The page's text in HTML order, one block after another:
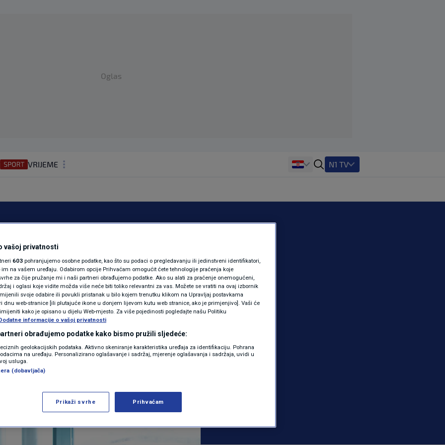
Oglas
VRIJEME
REGIJA
MAGAZIN
KOLUMNE
N1(DIS)INFO
KLIMATSKE PROMJENE
FOTO
VIDEO
N1 TV
s
i
mora misliti na
| 0 komentara
vašoj privatnosti
603 pohranjujemo osobne podatke, kao što su podaci o pregledavanju ili jedinstveni identifikatori,
na vašem uređaju. Odabirom opcije Prihvaćam omogućit ćete tehnologije praćenja koje
za čije pružanje mi i naši partneri obrađujemo podatke. Ako su alati za praćenje onemogućeni,
i oglasi koje vidite možda više neće biti toliko relevantni za vas. Možete se vratiti na ovaj izbornik
svoje odabire ili povukli pristanak u bilo kojem trenutku klikom na Upravljaj postavkama
dnu web-stranice [ili plutajuće ikone u donjem lijevom kutu web stranice, ako je primjenjivo]. Vaši će
kako je opisano u dijelu Web-mjesto. Za više pojedinosti pogledajte našu Politiku
informacije o vašoj privatnosti
obrađujemo podatke kako bismo pružili sljedeće:
geolokacijskih podataka. Aktivno skeniranje karakteristika uređaja za identifikaciju. Pohrana
na uređaju. Personalizirano oglašavanje i sadržaj, mjerenje oglašavanja i sadržaja, uvidi u
usluga.
(dobavljača)
Prikaži svrhe Prihvaćam